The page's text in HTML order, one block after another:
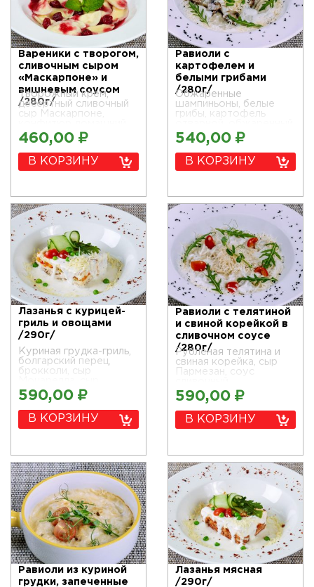
Вареники с творогом,
сливочным сыром
«Маскарпоне» и
вишневым соусом
/280г/
Творожный крем,
десертный сливочный
сыр Маскарпоне,
вишневый, сметана
460,00 ₽
В КОРЗИНУ
Равиоли с
картофелем и
белыми грибами
/280г/
Обжаренные
шампиньоны, белые
грибы, картофель
лук, сыр Пармезан,
соус сливочно-грибной
540,00 ₽
В КОРЗИНУ
Лазанья с курицей-
гриль и овощами
/290г/
Куриная грудка-гриль,
болгарский перец,
брокколи, сыр
Пармезан, сливочный
соус Бешамель,
домашняя паста
ручной работы из
цельнозерновой муки
590,00 ₽
В КОРЗИНУ
Равиоли с телятиной
и свиной корейкой в
сливочном соусе
/280г/
Рубленая телятина и
свиная корейка, сыр
Пармезан, соус
590,00 ₽
В КОРЗИНУ
Равиоли из куриной
грудки, запеченные
Лазанья мясная
/290г/